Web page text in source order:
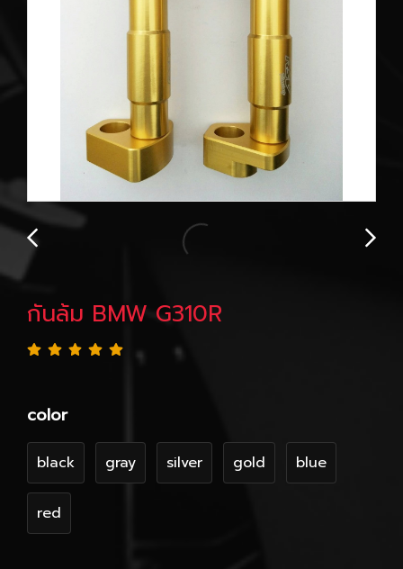
กันล้ม BMW G310R
color
black gray silver gold blue
red